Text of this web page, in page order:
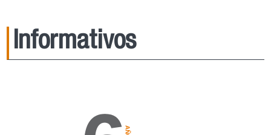
Informativos